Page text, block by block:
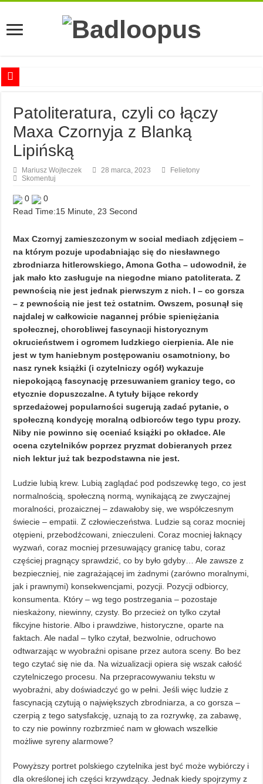
Najciekawsze książki o kobietach nauki
Najlepsze mangi dla dorosłych
Najciekawsze zapowiedzi komiksowe na 2023 rok
Patoliteratura, czyli co łączy
Maxa Czornyja z Blanką
Lipińską
Mariusz Wojteczek 28 marca, 2023
Felietony
Skomentuj
0
0
Read Time:15 Minute, 23 Second
Max Czornyj zamieszczonym w social mediach zdjęciem –
na którym pozuje upodabniając się do niesławnego
zbrodniarza hitlerowskiego, Amona Gotha – udowodnił, że
jak mało kto zasługuje na niegodne miano patoliterata. Z
pewnością nie jest jednak pierwszym z nich. I – co gorsza
– z pewnością nie jest też ostatnim. Owszem, posunął się
najdalej w całkowicie nagannej próbie spieniężania
społecznej, chorobliwej fascynacji historycznym
okrucieństwem i ogromem ludzkiego cierpienia. Ale nie
jest w tym haniebnym postępowaniu osamotniony, bo
nasz rynek książki (i czytelniczy ogół) wykazuje
niepokojącą fascynację przesuwaniem granicy tego, co
etycznie dopuszczalne. A tytuły bijące rekordy
sprzedażowej popularności sugerują zadać pytanie, o
społeczną kondycję moralną odbiorców tego typu prozy.
Niby nie powinno się oceniać książki po okładce. Ale
ocena czytelników poprzez pryzmat dobieranych przez
nich lektur już tak bezpodstawna nie jest.
Ludzie lubią krew. Lubią zaglądać pod podszewkę tego, co jest
normalnością, społeczną normą, wynikającą ze zwyczajnej
moralności, prozaicznej – zdawałoby się, we współczesnym
świecie – empatii. Z człowieczeństwa. Ludzie są coraz mocniej
otępieni, przebodźcowani, znieczuleni. Coraz mocniej łaknący
wyzwań, coraz mocniej przesuwający granicę tabu, coraz
częściej pragnący sprawdzić, co by było gdyby… Ale zawsze z
bezpieczniej, nie zagrażającej im żadnymi (zarówno moralnymi,
jak i prawnymi) konsekwencjami, pozycji. Pozycji odbiorcy,
konsumenta. Który – wg tego postrzegania – pozostaje
nieskażony, niewinny, czysty. Bo przecież on tylko czytał
fikcyjne historie. Albo i prawdziwe, historyczne, oparte na
faktach. Ale nadal – tylko czytał, bezwolnie, odruchowo
odtwarzając w wyobraźni opisane przez autora sceny. Bo bez
tego czytać się nie da. Na wizualizacji opiera się wszak całość
czytelniczego procesu. Na przepracowywaniu tekstu w
wyobraźni, aby doświadczyć go w pełni. Jeśli więc ludzie z
fascynacją czytują o największych zbrodniarza, a co gorsza –
czerpią z tego satysfakcję, uznają to za rozrywkę, za zabawę,
to czy nie powinny rozbrzmieć nam w głowach wszelkie
możliwe syreny alarmowe?
Powyższy portret polskiego czytelnika jest być może wybiórczy i
dla określonej ich części krzywdzący. Jednak kiedy spojrzymy z